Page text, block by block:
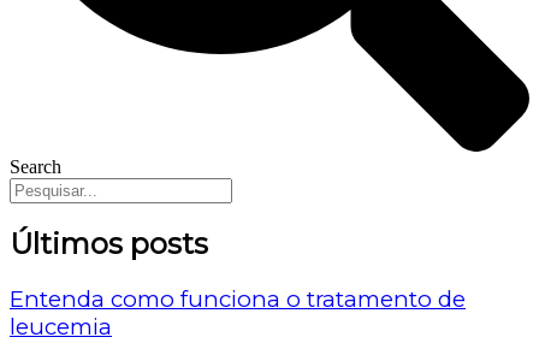
Search
Últimos posts
Entenda como funciona o tratamento de
leucemia